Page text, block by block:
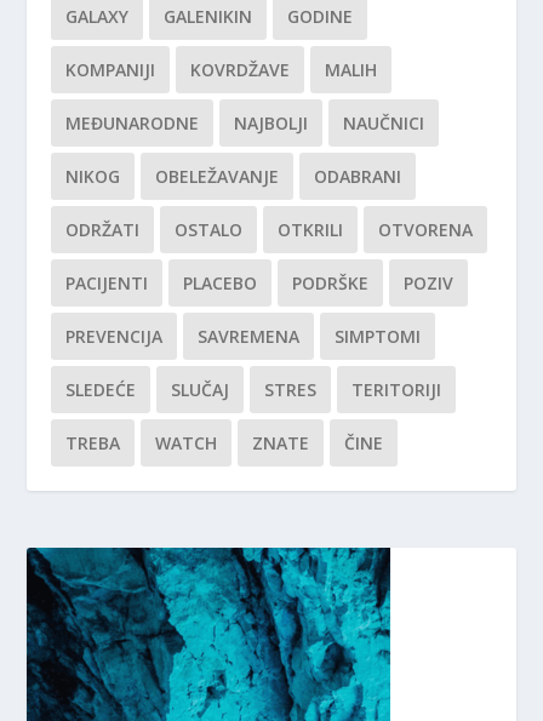
GALAXY GALENIKIN GODINE
KOMPANIJI KOVRDŽAVE MALIH
MEĐUNARODNE NAJBOLJI NAUČNICI
NIKOG OBELEŽAVANJE ODABRANI
ODRŽATI OSTALO OTKRILI OTVORENA
PACIJENTI PLACEBO PODRŠKE POZIV
PREVENCIJA SAVREMENA SIMPTOMI
SLEDEĆE SLUČAJ STRES TERITORIJI
TREBA WATCH ZNATE ČINE